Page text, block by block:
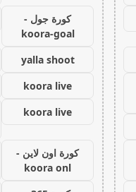
كورة جول -
koora-goal
yalla shoot
koora live
koora live
كورة اون لاين -
koora onl